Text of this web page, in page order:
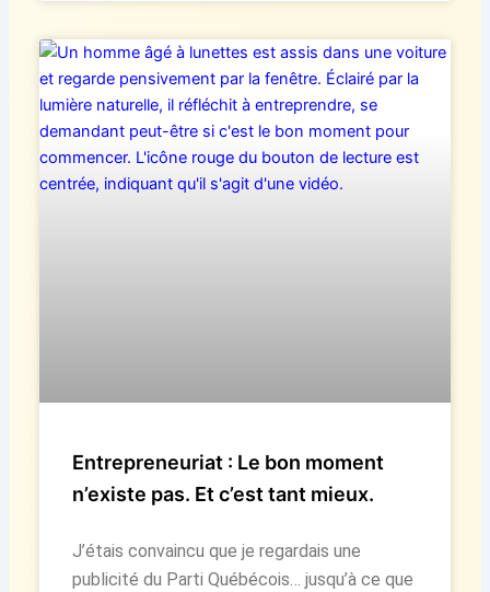
Entrepreneuriat : Le bon moment
n’existe pas. Et c’est tant mieux.
J’étais convaincu que je regardais une
publicité du Parti Québécois… jusqu’à ce que